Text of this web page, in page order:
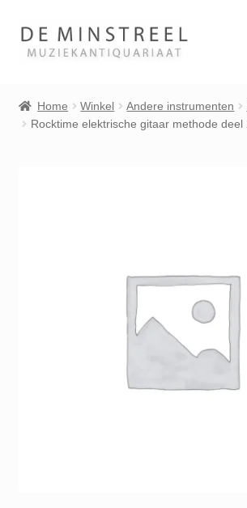
Ga
door
Ga
naar
Contact
Home Winkel Andere instrumenten
Rocktime elektrische gitaar methode deel